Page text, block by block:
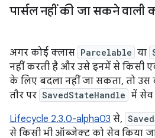
पार्सल नहीं की जा सकने वाली
अगर कोई क्लास Parcelable या
नहीं करती है और उसे इनमें से किसी
के लिए बदला नहीं जा सकता, तो
तौर पर SavedStateHandle में सेव
Lifecycle 2.3.0-alpha03 से,
से किसी भी ऑब्जेक्ट को सेव किया